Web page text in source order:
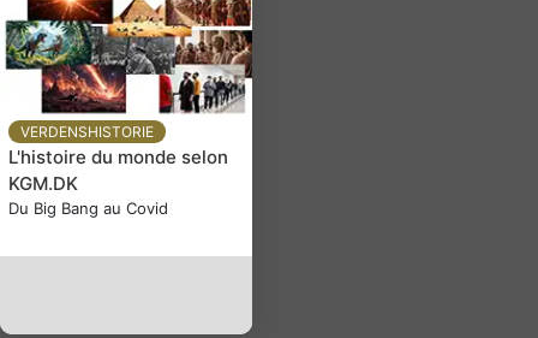
VERDENSHISTORIE
L'histoire du monde selon
KGM.DK
Du Big Bang au Covid